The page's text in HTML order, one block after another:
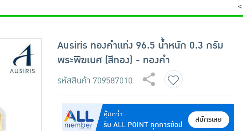
Ausiris ทองคำแท่ง 96.5 น้ำหนัก 0.3 กรัม
พระพิฆเนศ (สีทอง) - ทองคำ
รหัสสินค้า 709587010
คุ้มกว่า
รับ ALL POINT ทุกการช้อป
สมัครเลย